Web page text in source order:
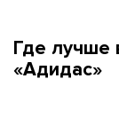
Где лучше
«Адидас»